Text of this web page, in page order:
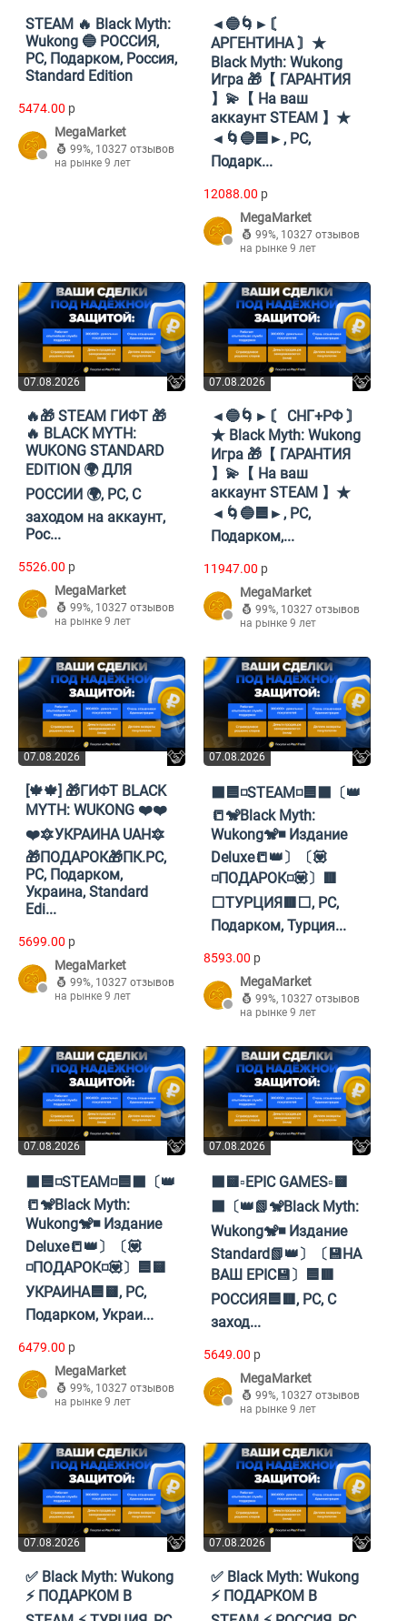
STEAM 🔥 Black Myth:
Wukong 🔵 РОССИЯ,
PC, Подарком, Россия,
Standard Edition
5474.00 p
MegaMarket
99%, 10327 отзывов
на рынке 9 лет
◄🔵🌀►〘
АРГЕНТИНА 〙★
Black Myth: Wukong
Игра 🎁【 ГАРАНТИЯ
】💫【 На ваш
аккаунт STEAM 】★
◄🌀🔵🟦►, PC,
Подарк...
12088.00 p
MegaMarket
99%, 10327 отзывов
на рынке 9 лет
07.08.2026
🔥🎁 STEAM ГИФТ 🎁
🔥 BLACK MYTH:
WUKONG STANDARD
EDITION 🌍 ДЛЯ
РОССИИ 🌍, PC, С
заходом на аккаунт,
Рос...
5526.00 p
MegaMarket
99%, 10327 отзывов
на рынке 9 лет
07.08.2026
◄🔵🌀►〘 СНГ+РФ 〙
★ Black Myth: Wukong
Игра 🎁【 ГАРАНТИЯ
】💫【 На ваш
аккаунт STEAM 】★
◄🌀🔵🟦►, PC,
Подарком,...
11947.00 p
MegaMarket
99%, 10327 отзывов
на рынке 9 лет
07.08.2026
[🍁🍁] 🎁ГИФТ BLACK
MYTH: WUKONG ❤️❤️
❤️🔯УКРАИНА UAH🔯
🎁ПОДАРОК🎁ПК.PC,
PC, Подарком,
Украина, Standard
Edi...
5699.00 p
MegaMarket
99%, 10327 отзывов
на рынке 9 лет
07.08.2026
⬛🟦◽STEAM◽🟦⬛〔👑
📒🐒Black Myth:
Wukong🐒◾ Издание
Deluxe📒👑〕〔💟
◽️ПОДАРОК◽️💟〕🟥
⬜ТУРЦИЯ🟥⬜, PC,
Подарком, Турция...
8593.00 p
MegaMarket
99%, 10327 отзывов
на рынке 9 лет
07.08.2026
⬛🟦◽STEAM◽🟦⬛〔👑
📒🐒Black Myth:
Wukong🐒◾ Издание
Deluxe📒👑〕〔💟
◽️ПОДАРОК◽️💟〕🟦🟨
УКРАИНА🟦🟨, PC,
Подарком, Украи...
6479.00 p
MegaMarket
99%, 10327 отзывов
на рынке 9 лет
07.08.2026
⬛🟨▫️EPIC GAMES▫️🟨
⬛〔👑📗🐒Black Myth:
Wukong🐒◾ Издание
Standard📗👑〕〔💾НА
ВАШ EPIC💾〕🟦🟥
РОССИЯ🟦🟥, PC, С
заход...
5649.00 p
MegaMarket
99%, 10327 отзывов
на рынке 9 лет
07.08.2026
✅ Black Myth: Wukong
⚡️ ПОДАРКОМ В
07.08.2026
✅ Black Myth: Wukong
⚡️ ПОДАРКОМ В